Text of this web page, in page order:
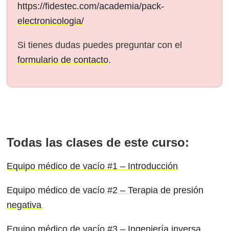
https://fidestec.com/academia/pack-
electronicologia/
Si tienes dudas puedes preguntar con el
formulario de contacto.
Todas las clases de este curso:
Equipo médico de vacío #1 – Introducción
Equipo médico de vacío #2 – Terapia de presión
negativa
Equipo médico de vacío #3 – Ingeniería inversa